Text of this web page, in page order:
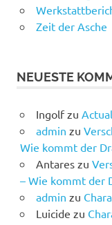
Zeit der Asche
NEUESTE
Ingolfzu
admin zu
Wie kommt der
Antareszu
– Wie kommt der
admin zu
Luicide zu